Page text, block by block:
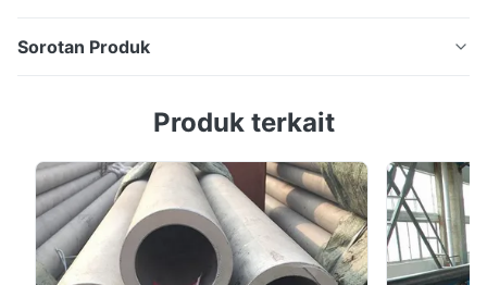
Sorotan Produk
Tebal Bulat dengan Permukaan Pasif Inspeksi dan Uji:
Tarik, Kekuatan Hasil, Perpanjangan, Pembakaran,
Perataan, Pembengkokan, Kekerasan, Uji Dampak), Uji
Permukaan dan Dimensi, Uji Nodestruktif, Uji ...
Produk terkait